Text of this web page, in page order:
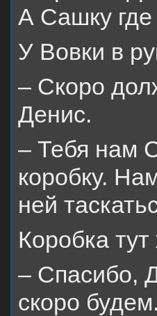
А Сашку
У Вовки в
– Скоро
Денис.
– Тебя нам
коробку.
ней
Коробка
– Спасибо,
скоро будем.